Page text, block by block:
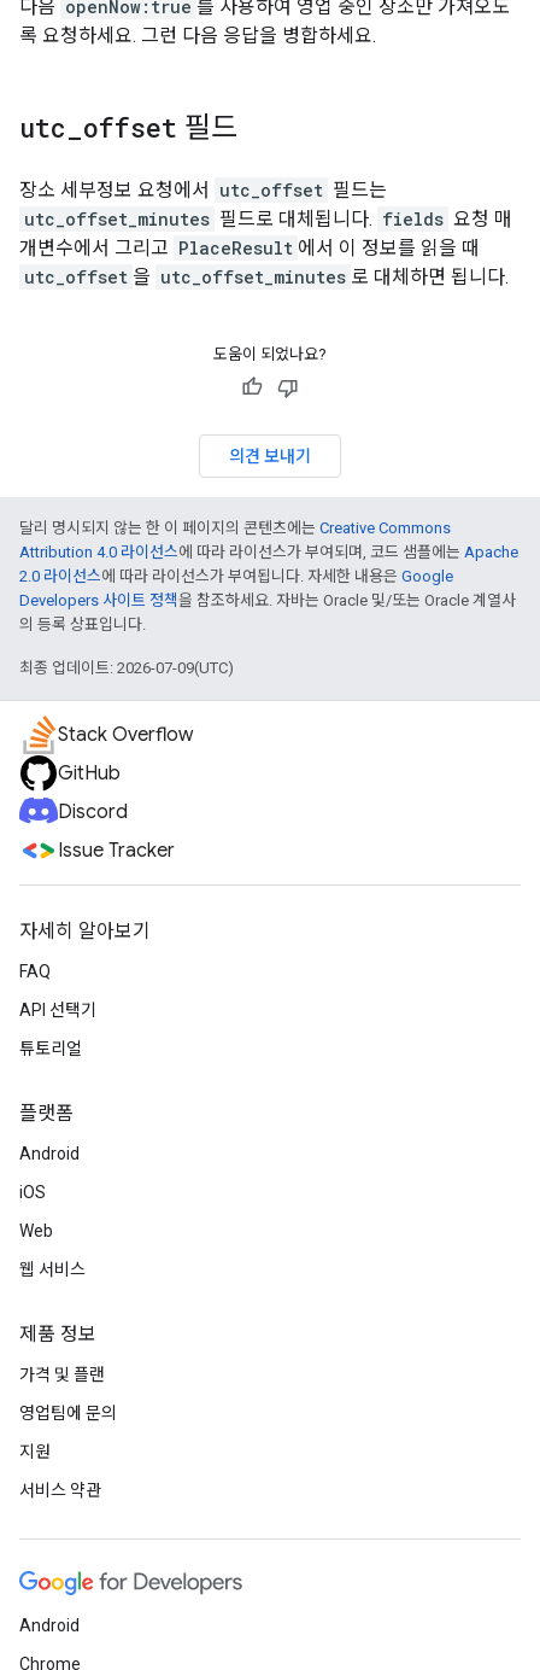
다음 openNow:true 를 사용하여 영업 중인 장소만 가져오도
록 요청하세요. 그런 다음 응답을 병합하세요.
utc offset 필드
장소 세부정보 요청에서 utc_offset 필드는
utc_offset_minutes 필드로 대체됩니다. fields 요청 매
개변수에서 그리고 PlaceResult 에서 이 정보를 읽을 때
utc_offset 을 utc_offset_minutes 로 대체하면 됩니다.
도움이 되었나요?
의견 보내기
달리 명시되지 않는 한 이 페이지의 콘텐츠에는 Creative Commons
Attribution 4.0 라이선스에 따라 라이선스가 부여되며, 코드 샘플에는 Apache
2.0 라이선스에 따라 라이선스가 부여됩니다. 자세한 내용은 Google
Developers 사이트 정책을 참조하세요. 자바는 Oracle 및/또는 Oracle 계열사
의 등록 상표입니다.
최종 업데이트: 2026-07-09(UTC)
Stack Overflow
GitHub
Discord
Issue Tracker
자세히 알아보기
FAQ
API 선택기
튜토리얼
플랫폼
Android
iOS
Web
웹 서비스
제품 정보
가격 및 플랜
영업팀에 문의
지원
서비스 약관
Android
Chrome